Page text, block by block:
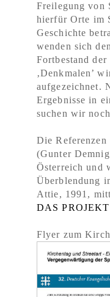
Freilegung von
hierfür Orte im
Geschichte
wenden sich
Fortbestand
‚Denkmalen’
aufgezeichnet.
Ergebnisse in
suchen wir
Die
(Gunter
Österreich und
Überblendung
Attie, 1991,
DAS
Flyer zum